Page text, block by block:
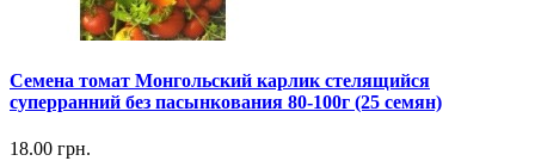
Семена томат Монгольский карлик стелящийся
суперранний без пасынкования 80-100г (25 семян)
18.00 грн.